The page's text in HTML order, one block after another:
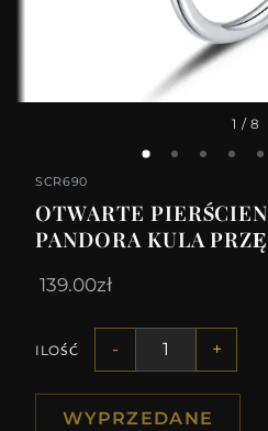
1 / 8
SCR690
OTWARTE
PANDORA KULA
139.00zł
ILOŚĆ - +
WYPRZEDANE